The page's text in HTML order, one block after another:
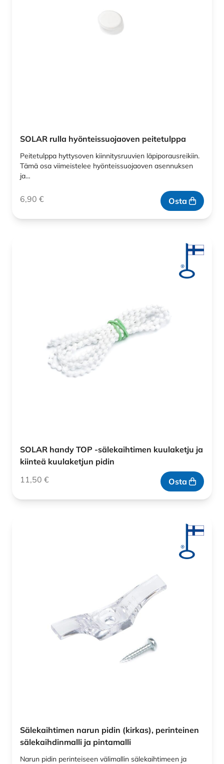
SOLAR rulla hyönteissuojaoven peitetulppa
Peitetulppa hyttysoven kiinnitysruuvien läpiporausreikiin.
Tämä osa viimeistelee hyönteissuojaoven asennuksen
ja…
6,90 € Osta
SOLAR handy TOP -sälekaihtimen kuulaketju ja
kiinteä kuulaketjun pidin
11,50 € Osta
Sälekaihtimen narun pidin (kirkas), perinteinen
sälekaihdinmalli ja pintamalli
Narun pidin perinteiseen välimallin sälekaihtimeen ja